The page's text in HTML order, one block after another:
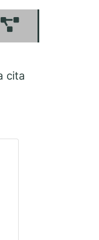
cita